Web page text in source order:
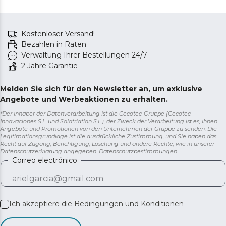
Kostenloser Versand!
Bezahlen in Raten
Verwaltung Ihrer Bestellungen 24/7
2 Jahre Garantie
Melden Sie sich für den Newsletter an, um exklusive
Angebote und Werbeaktionen zu erhalten.
*Der Inhaber der Datenverarbeitung ist die Cecotec-Gruppe (Cecotec
Innovaciones S.L. und Solotriatlon S.L.), der Zweck der Verarbeitung ist es, Ihnen
Angebote und Promotionen von den Unternehmen der Gruppe zu senden. Die
Legitimationsgrundlage ist die ausdrückliche Zustimmung, und Sie haben das
Recht auf Zugang, Berichtigung, Löschung und andere Rechte, wie in unserer
Datenschutzerklärung angegeben. Datenschutzbestimmungen
Correo electrónico
Ich akzeptiere die Bedingungen und Konditionen